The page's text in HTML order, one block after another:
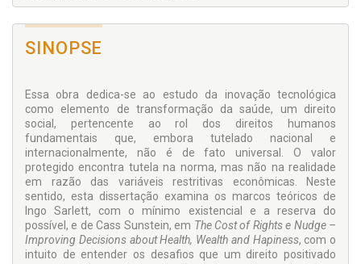
SINOPSE
Essa obra dedica-se ao estudo da inovação tecnológica
como elemento de transformação da saúde, um direito
social, pertencente ao rol dos direitos humanos
fundamentais que, embora tutelado nacional e
internacionalmente, não é de fato universal. O valor
protegido encontra tutela na norma, mas não na realidade
em razão das variáveis restritivas econômicas. Neste
sentido, esta dissertação examina os marcos teóricos de
Ingo Sarlett, com o mínimo existencial e a reserva do
possível, e de Cass Sunstein, em The Cost of Rights e Nudge –
Improving Decisions about Health, Wealth and Hapiness, com o
intuito de entender os desafios que um direito positivado